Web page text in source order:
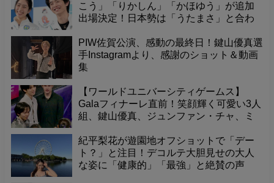
こう」「りかしん」「かほゆう」が追加
出場決定！日本勢は「うたまさ」と合わ
PIW佐賀公演、感動の最終日！鍵山優真選
手Instagramより、感謝のショット＆動画
集
【ワールドユニバーシティゲームス】
Galaフィナーレ直前！笑顔輝く可愛い3人
組、鍵山優真、ジュンファン・チャ、ミ
バイ！
紀平梨花が遊園地オフショットで「デー
ト？」と注目！デコルテ大胆見せの大人
な姿に「健康的」「最強」と絶賛の声